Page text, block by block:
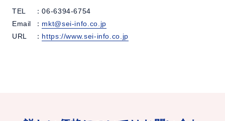
TEL
：06-6394-6754
Email
： mkt@sei-info.co.jp
URL
： https://www.sei-info.co.jp